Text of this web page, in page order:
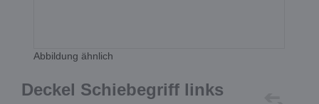
Abbildung ähnlich
Deckel Schiebegriff links